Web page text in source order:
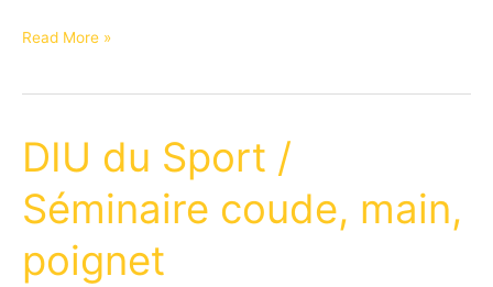
Rentrée
2021
Read More »
DIU du Sport /
Séminaire coude, main,
poignet